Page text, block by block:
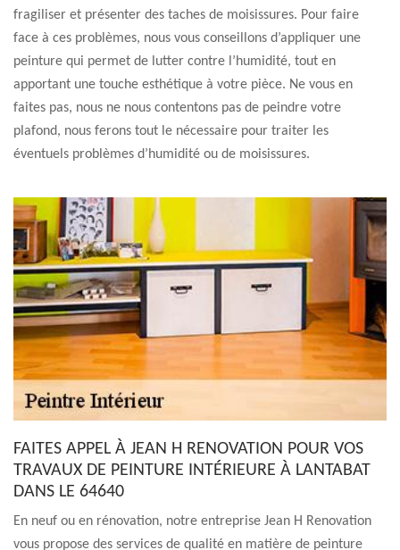
fragiliser et présenter des taches de moisissures. Pour faire
face à ces problèmes, nous vous conseillons d’appliquer une
peinture qui permet de lutter contre l’humidité, tout en
apportant une touche esthétique à votre pièce. Ne vous en
faites pas, nous ne nous contentons pas de peindre votre
plafond, nous ferons tout le nécessaire pour traiter les
éventuels problèmes d’humidité ou de moisissures.
FAITES APPEL À JEAN H RENOVATION POUR VOS
TRAVAUX DE PEINTURE INTÉRIEURE À LANTABAT
DANS LE 64640
En neuf ou en rénovation, notre entreprise Jean H Renovation
vous propose des services de qualité en matière de peinture